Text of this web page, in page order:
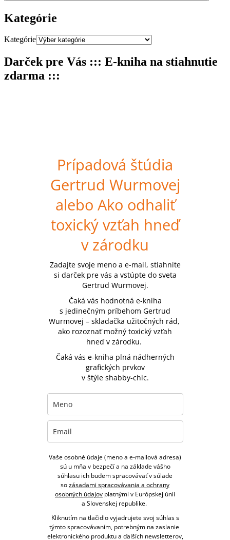
Kategórie
Kategórie
Darček pre Vás ::: E-kniha na stiahnutie
zdarma :::
Prípadová štúdia
Gertrud Wurmovej
alebo Ako odhaliť
toxický vzťah hneď
v zárodku
Zadajte svoje meno a e-mail, stiahnite
si darček pre vás a vstúpte do sveta
Gertrud Wurmovej.
Čaká vás hodnotná e-kniha
s jedinečným príbehom Gertrud
Wurmovej – skladačka užitočných rád,
ako rozoznať možný toxický vzťah
hneď v zárodku.
Čaká vás e-kniha plná nádherných
grafických prvkov
v štýle shabby-chic.
Vaše osobné údaje (meno a e-mailová adresa)
sú u mňa v bezpečí a na základe vášho
súhlasu ich budem spracovávať v súlade
sozásadami spracovávania a ochrany
osobných údajov platnými v Európskej únii
a Slovenskej republike.
Kliknutím na tlačidlo vyjadrujete svoj súhlas s
týmto spracovávaním, potrebným na zaslanie
elektronického produktu a ďalších newsletterov,